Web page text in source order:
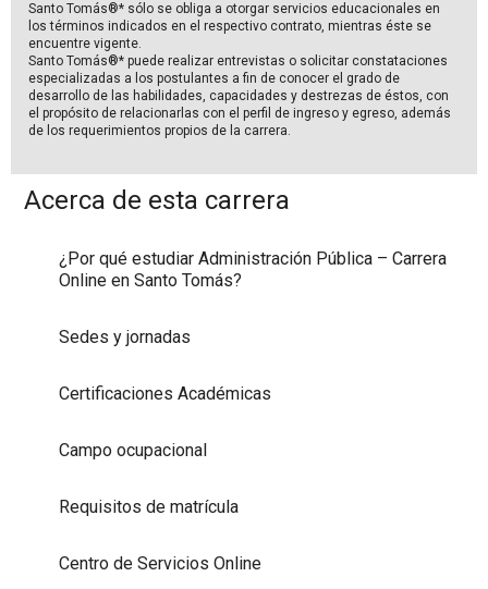
Santo Tomás®* sólo se obliga a otorgar servicios educacionales en
los términos indicados en el respectivo contrato, mientras éste se
encuentre vigente.
Santo Tomás®* puede realizar entrevistas o solicitar constataciones
especializadas a los postulantes a fin de conocer el grado de
desarrollo de las habilidades, capacidades y destrezas de éstos, con
el propósito de relacionarlas con el perfil de ingreso y egreso, además
de los requerimientos propios de la carrera.
Acerca de esta carrera
¿Por qué estudiar Administración Pública – Carrera
Online en Santo Tomás?
Sedes y jornadas
Certificaciones Académicas
Campo ocupacional
Requisitos de matrícula
Centro de Servicios Online